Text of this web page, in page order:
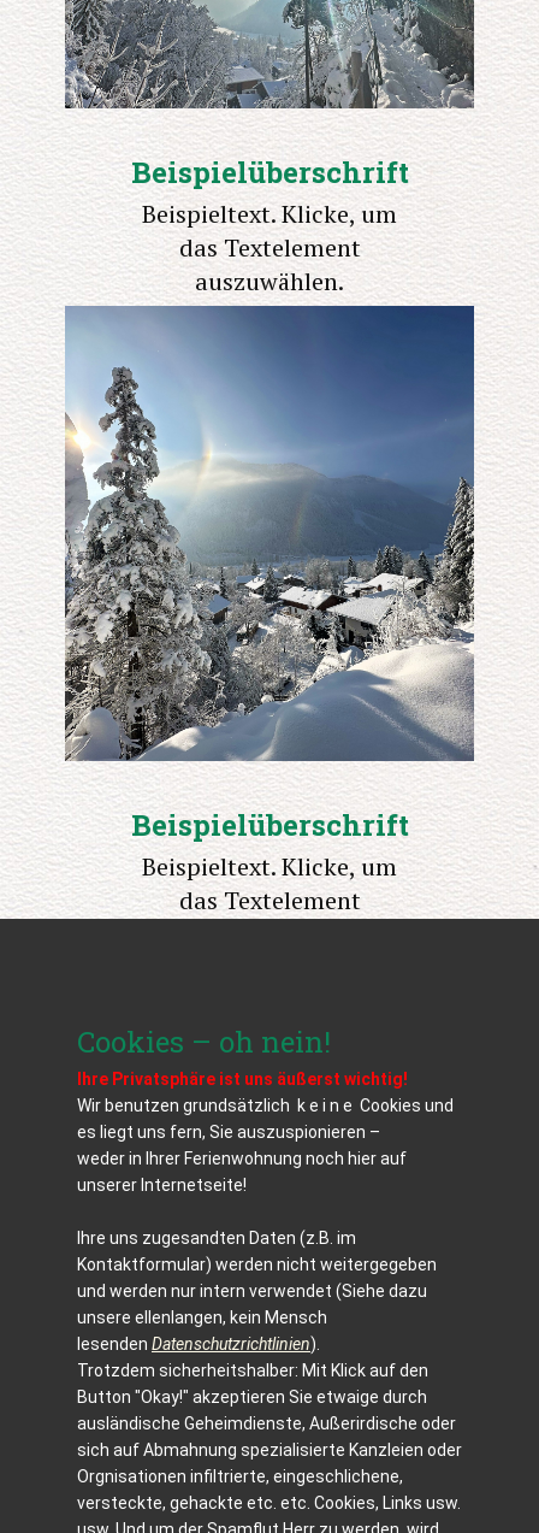
Beispielüberschrift
Beispieltext. Klicke, um
das Textelement
auszuwählen.
Beispielüberschrift
Beispieltext. Klicke, um
das Textelement
Cookies – oh nein!
I​hre Privatsphäre ist uns äußerst wichtig!
Wir benutzen grundsätzlich k e i n e Cookies und
es liegt uns fern, Sie auszuspionieren –
weder in Ihrer Ferienwohnung noch hier auf
unserer Internetseite!
Ihre uns zugesandten Daten (z.B. im
Kontaktformular) werden nicht weitergegeben
und werden nur intern verwendet (Siehe dazu
unsere ellenlangen, kein Mensch
lesenden Datenschutzrichtlinien).
Trotzdem sicherheitshalber: Mit Klick auf den
Button "Okay!" akzeptieren Sie etwaige durch
ausländische Geheimdienste, Außerirdische oder
sich auf Abmahnung spezialisierte Kanzleien oder
Orgnisationen infiltrierte, eingeschlichene,
versteckte, gehackte etc. etc. Cookies, Links usw.